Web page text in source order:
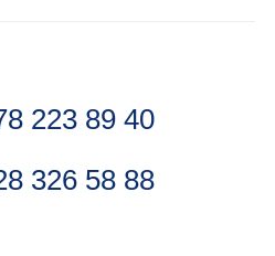
223 89 40
326 58 88